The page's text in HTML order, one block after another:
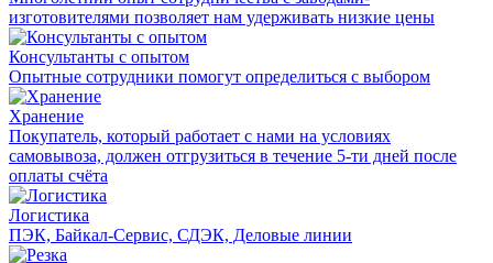
изготовителями позволяет нам удерживать низкие цены
Консультанты с опытом
Опытные сотрудники помогут определиться с выбором
Хранение
Покупатель, который работает с нами на условиях
самовывоза, должен отгрузиться в течение 5-ти дней после
оплаты счёта
Логистика
ПЭК, Байкал-Сервис, СДЭК, Деловые линии